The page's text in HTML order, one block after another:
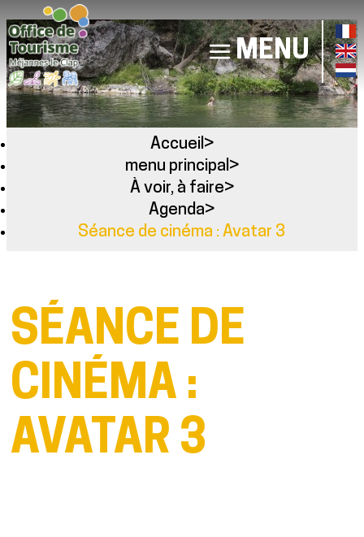
MENU
Accueil >
menu principal >
À voir, à faire>
Agenda>
Séance de cinéma : Avatar 3
SÉANCE DE
CINÉMA :
AVATAR 3